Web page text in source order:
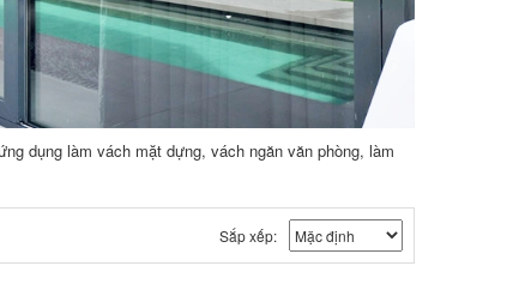
dụng làm vách mặt dựng, vách ngăn văn phòng, làm
Sắp xếp: